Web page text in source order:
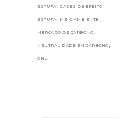
ESTUFA , GASES DE EFEITO
ESTUFA , MEIO AMBIENTE ,
MERCADO DE CARBONO,
NEUTRALIDADE EM CARBONO ,
ONU